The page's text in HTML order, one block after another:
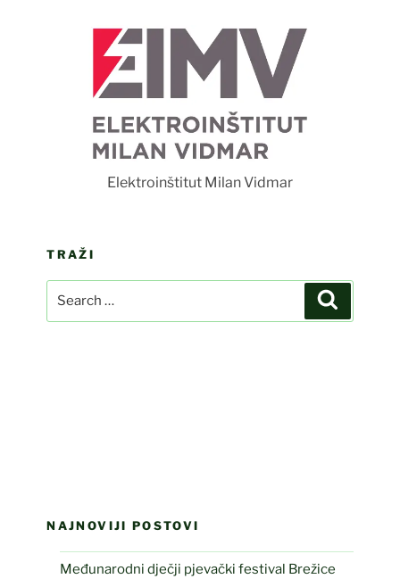
Elektroinštitut Milan Vidmar
TRAŽI
NAJNOVIJI POSTOVI
Međunarodni dječji pjevački festival Brežice